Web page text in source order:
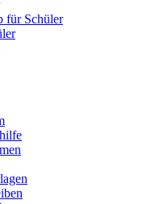
für Schüler